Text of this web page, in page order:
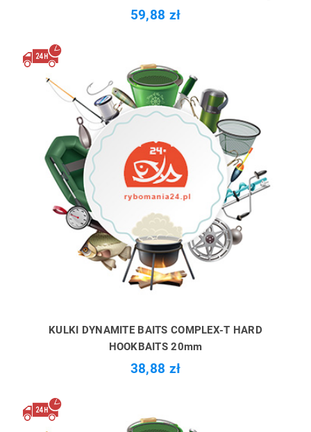
59,88 zł
KULKI DYNAMITE BAITS COMPLEX-T HARD
HOOKBAITS 20mm
38,88 zł